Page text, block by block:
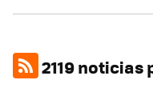
2119